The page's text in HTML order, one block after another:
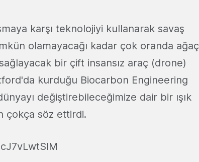
karşı teknolojiyi kullanarak savaş
olamayacağı kadar çok oranda ağaç
bir çift insansız araç (drone)
kurduğu Biocarbon Engineering
değiştirebileceğimize dair bir ışık
çokça söz ettirdi.